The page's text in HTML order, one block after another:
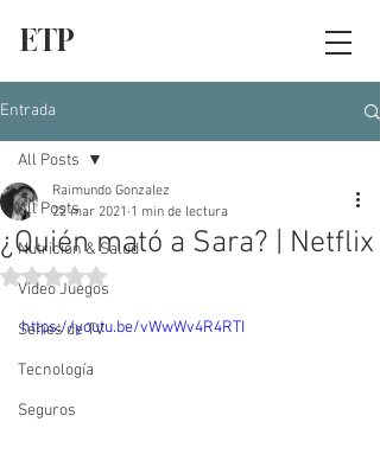
ETP
Entrada
All Posts
Nutrición & Salud
Video Juegos
Series de TV
Tecnología
Seguros
All Posts
¿Quién mató a Sara? | Netflix
Raimundo Gonzalez
22 mar 2021 1 min de lectura
Obtuvo NaN de 5 estrellas.
https://youtu.be/vWwWv4R4RTI